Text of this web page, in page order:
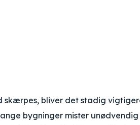
skærpes, bliver det stadig
bygninger mister unødvendig